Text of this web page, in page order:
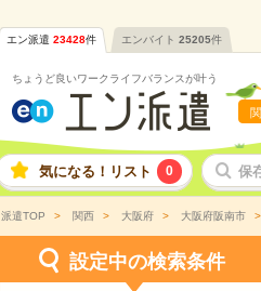
エン派遣 23428件 エンバイト 25205件
ちょうど良いワークライフバランスが叶う
気になる！リスト 0 保
派遣TOP 関西 大阪府 大阪府阪南市
設定中の検索条件